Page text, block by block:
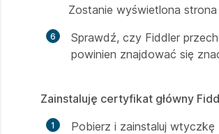
Zostanie wyświetlona
Sprawdź, czy Fiddler
powinien znajdować się
Zainstaluję certyfikat główny
Pobierz i zainstaluj wtyczkę